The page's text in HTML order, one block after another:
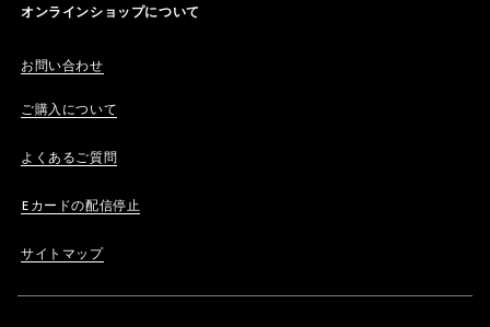
オンラインショップについて
お問い合わせ
ご購入について
よくあるご質問
Eカードの配信停止
サイトマップ